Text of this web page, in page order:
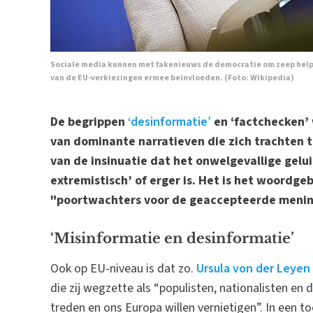
Sociale media kunnen met fakenieuws de democratie om zeep
van de EU-verkiezingen ermee beïnvloeden. (Foto: Wikipedia)
De begrippen ‘desinformatie’ en
van dominante narratieven die zich trachten
van de insinuatie dat het onwelgevallige
extremistisch’ of erger is. Het is het
"poortwachters voor de geaccepteerde
‘Misinformatie en desinformatie’
Ook op EU-niveau is dat zo. Ursula von der Leyen
die zij wegzette als “populisten, nationalisten en
treden en ons Europa willen vernietigen”. In een